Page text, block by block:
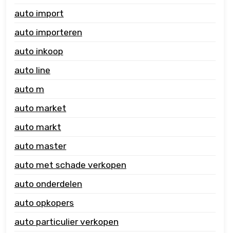
auto import
auto importeren
auto inkoop
auto line
auto m
auto market
auto markt
auto master
auto met schade verkopen
auto onderdelen
auto opkopers
auto particulier verkopen